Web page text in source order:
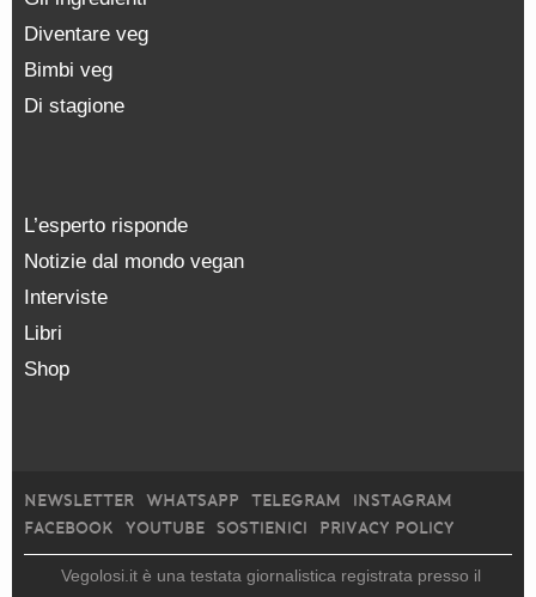
Diventare veg
Bimbi veg
Di stagione
L’esperto risponde
Notizie dal mondo vegan
Interviste
Libri
Shop
NEWSLETTER WHATSAPP TELEGRAM
INSTAGRAM
FACEBOOK
YOUTUBE SOSTIENICI PRIVACY POLICY
Vegolosi.it è una testata giornalistica registrata presso il